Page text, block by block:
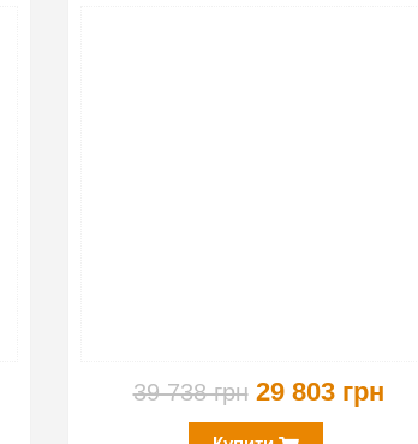
39 738 грн 29 803 грн